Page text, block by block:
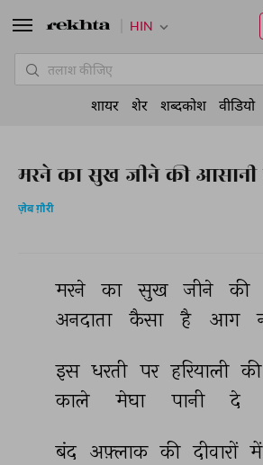
मरने का सुख जीने की आसानी
ज़ेब ग़ौरी
मरने का सुख जीने की
अनदाता
कैसा है आग
इस धरती पर हरियाली की
काले
मेघा पानी दे
बंद अफ़्लाक की दीवारों में
HIN
शायर शेर शब्दकोश वीडियो